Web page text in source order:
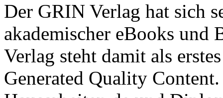
Der GRIN Verlag hat sich
akademischer eBooks und
Verlag steht damit als
Generated Quality